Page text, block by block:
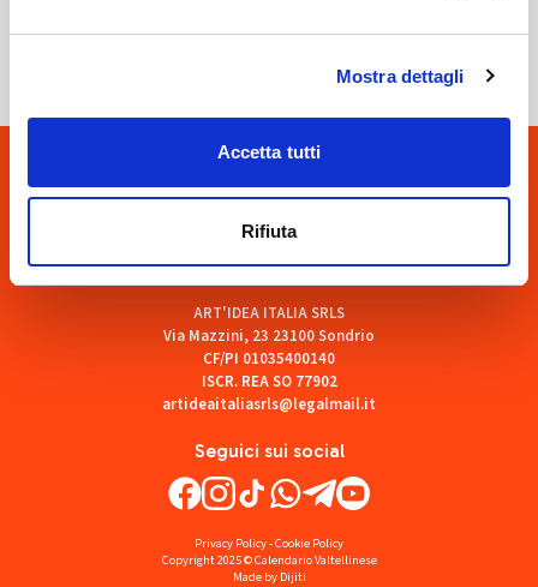
Mostra dettagli
Accetta tutti
Rifiuta
Seguici sui social
ART'IDEA ITALIA SRLS
Via Mazzini, 23 23100 Sondrio
CF/PI 01035400140
ISCR. REA SO 77902
artideaitaliasrls@legalmail.it
Privacy Policy-Cookie Policy
Copyright 2025 © Calendario Valtellinese
Made by Dijiti